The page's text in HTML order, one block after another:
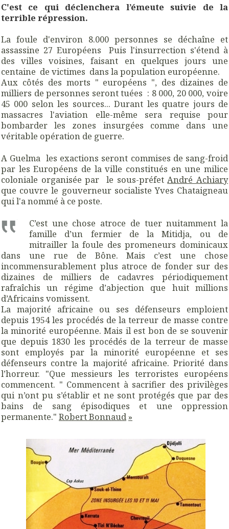
C'est ce qui déclenchera l’émeute suivie de la
terrible répression.
La foule d'environ 8.000 personnes se déchaîne et
assassine 27 Européens Puis l'insurrection s'étend à
des villes voisines, faisant en quelques jours une
centaine de victimes dans la population européenne.
Aux côtés des morts " européens ", des dizaines de
milliers de personnes seront tuées : 8 000, 20 000, voire
45 000 selon les sources... Durant les quatre jours de
massacres l'aviation elle-même sera requise pour
bombarder les zones insurgées comme dans une
véritable opération de guerre.
A Guelma les exactions seront commises de sang-froid
par les Européens de la ville constitués en une milice
coloniale organisée par le sous-préfet André Achiary
que couvre le gouverneur socialiste Yves Chataigneau
qui l'a nommé à ce poste.
C’est une chose atroce de tuer nuitamment la
famille d’un fermier de la Mitidja, ou de
mitrailler la foule des promeneurs dominicaux
dans une rue de Bône. Mais c’est une chose
incommensurablement plus atroce de fonder sur des
dizaines de milliers de cadavres périodiquement
rafraîchis un régime d’abjection que huit millions
d’Africains vomissent.
La majorité africaine ou ses défenseurs emploient
depuis 1954 les procédés de la terreur de masse contre
la minorité européenne. Mais il est bon de se souvenir
que depuis 1830 les procédés de la terreur de masse
sont employés par la minorité européenne et ses
défenseurs contre la majorité africaine. Priorité dans
l’horreur. "Que messieurs les terroristes européens
commencent. " Commencent à sacrifier des privilèges
qui n’ont pu s’établir et ne sont protégés que par des
bains de sang épisodiques et une oppression
permanente." Robert Bonnaud »